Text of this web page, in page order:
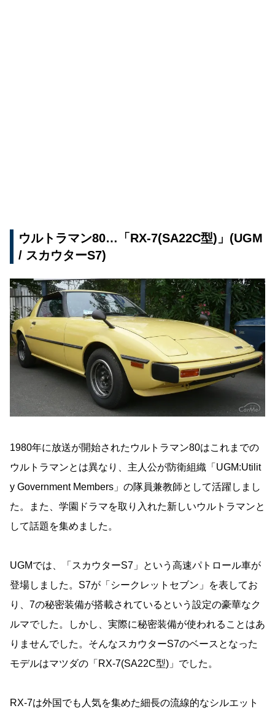
ウルトラマン80…「RX-7(SA22C型)」(UGM
/ スカウターS7)
1980年に放送が開始されたウルトラマン80はこれまでの
ウルトラマンとは異なり、主人公が防衛組織「UGM:Utilit
y Government Members」の隊員兼教師として活躍しまし
た。また、学園ドラマを取り入れた新しいウルトラマンと
して話題を集めました。
UGMでは、「スカウターS7」という高速パトロール車が
登場しました。S7が「シークレットセブン」を表してお
り、7の秘密装備が搭載されているという設定の豪華なク
ルマでした。しかし、実際に秘密装備が使われることはあ
りませんでした。そんなスカウターS7のベースとなった
モデルはマツダの「RX-7(SA22C型)」でした。
RX-7は外国でも人気を集めた細長の流線的なシルエット